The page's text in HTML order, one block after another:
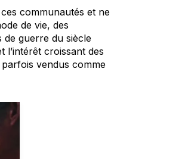
communautés et ne
de vie, des
de guerre du siècle
l’intérêt croissant des
vendus comme